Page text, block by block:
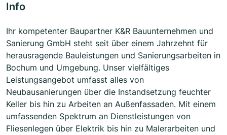
Info
Ihr kompetenter Baupartner K&R Bauunternehmen und
Sanierung GmbH steht seit über einem Jahrzehnt für
herausragende Bauleistungen und Sanierungsarbeiten in
Bochum und Umgebung. Unser vielfältiges
Leistungsangebot umfasst alles von
Neubausanierungen über die Instandsetzung feuchter
Keller bis hin zu Arbeiten an Außenfassaden. Mit einem
umfassenden Spektrum an Dienstleistungen von
Fliesenlegen über Elektrik bis hin zu Malerarbeiten und